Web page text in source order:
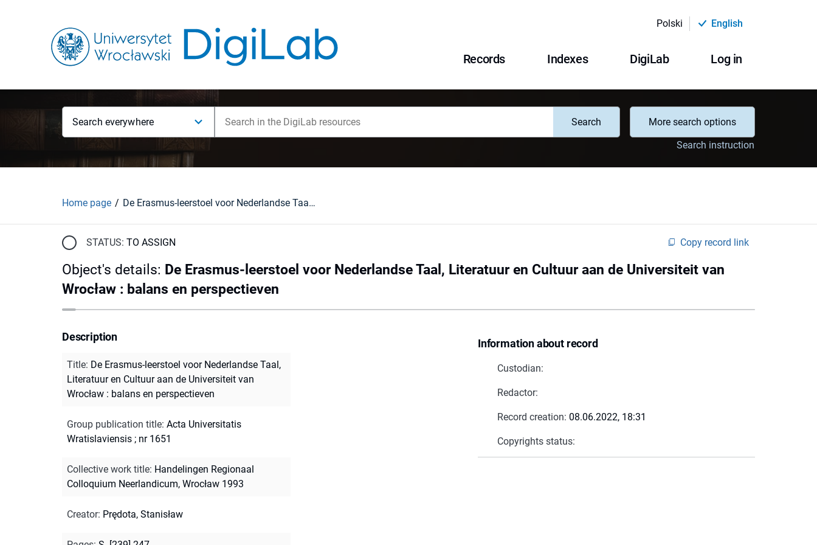
Polski English
Records Indexes DigiLab Log in
Search everywhere Search
More search options
Search instruction
Home page De Erasmus-leerstoel voor Nederlandse Taal, Literatuur en Cultuur aan de Universiteit van Wrocław : balans en perspectieven
STATUS: TO ASSIGN Copy record link
Object's details: De Erasmus-leerstoel voor Nederlandse Taal, Literatuur en Cultuur aan de Universiteit van
Wrocław : balans en perspectieven
Information about record
Custodian:
Redactor:
Record creation: 08.06.2022, 18:31
Copyrights status:
Description
Title: De Erasmus-leerstoel voor Nederlandse Taal,
Literatuur en Cultuur aan de Universiteit van
Wrocław : balans en perspectieven
Group publication title: Acta Universitatis
Wratislaviensis ; nr 1651
Collective work title: Handelingen Regionaal
Colloquium Neerlandicum, Wrocław 1993
Creator: Prędota, Stanisław